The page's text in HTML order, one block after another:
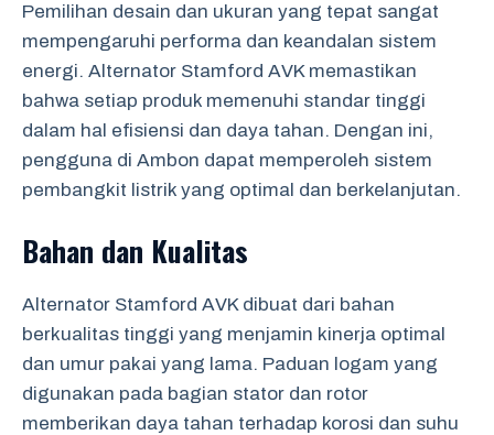
Pemilihan desain dan ukuran yang tepat sangat
mempengaruhi performa dan keandalan sistem
energi. Alternator Stamford AVK memastikan
bahwa setiap produk memenuhi standar tinggi
dalam hal efisiensi dan daya tahan. Dengan ini,
pengguna di Ambon dapat memperoleh sistem
pembangkit listrik yang optimal dan berkelanjutan.
Bahan dan Kualitas
Alternator Stamford AVK dibuat dari bahan
berkualitas tinggi yang menjamin kinerja optimal
dan umur pakai yang lama. Paduan logam yang
digunakan pada bagian stator dan rotor
memberikan daya tahan terhadap korosi dan suhu